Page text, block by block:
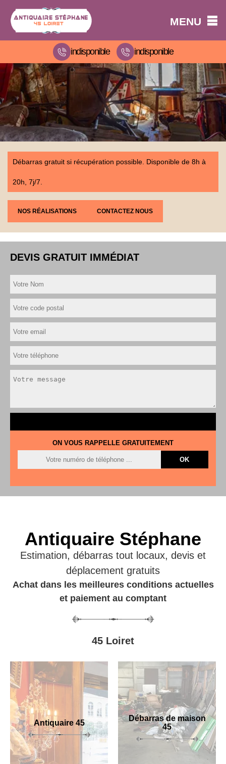
MENU
indisponible indisponible
Débarras gratuit si récupération possible. Disponible de 8h à
20h, 7j/7.
NOS RÉALISATIONS CONTACTEZ NOUS
DEVIS GRATUIT IMMÉDIAT
ON VOUS RAPPELLE GRATUITEMENT
Antiquaire Stéphane
Estimation, débarras tout locaux, devis et
déplacement gratuits
Achat dans les meilleures conditions actuelles
et paiement au comptant
45 Loiret
Antiquaire 45
Débarras de maison
45